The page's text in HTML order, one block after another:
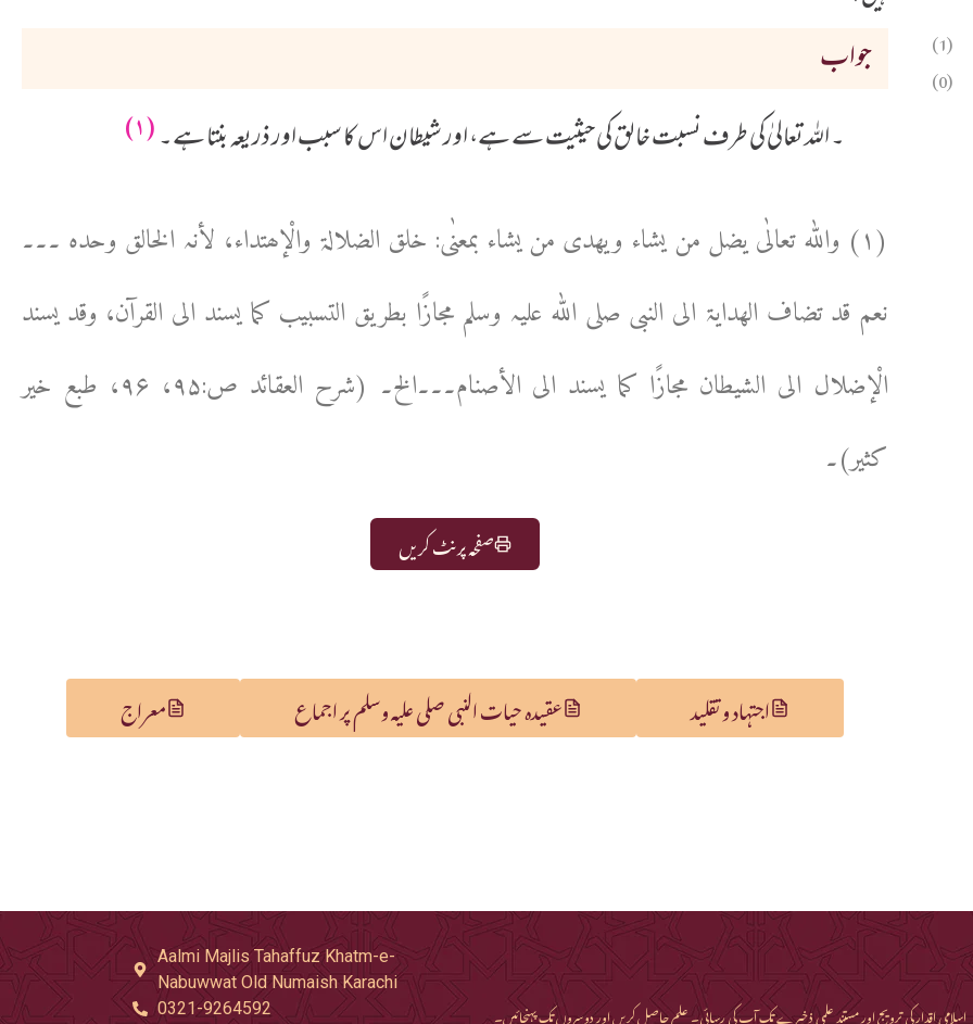
جواب
۔ اللہ تعالیٰ کی طرف نسبت خالق کی حیثیت سے ہے، اور شیطان اس کا سبب اور ذریعہ بنتا ہے۔(۱)
(۱) واللہ تعالٰی یضل من یشاء ویھدی من یشاء بمعنٰی: خلق الضلالۃ والْإھتداء، لأنہ الخالق وحدہ ۔۔۔
نعم قد تضاف الھدایۃ الی النبی صلی اللہ علیہ وسلم مجازًا بطریق التسبیب کما یسند الی القرآن، وقد یسند
الْإضلال الی الشیطان مجازًا کما یسند الی الأصنام۔۔۔الخ۔ (شرح العقائد ص:۹۵، ۹۶، طبع خیر
کثیر)۔
صفحہ پرنٹ کریں
اجتہاد و تقلید عقیدہ حیات النبی صلی علیہ وسلم پر اجماع معراج
(1)
(0)
Aalmi Majlis Tahaffuz Khatm-e-
Nabuwwat Old Numaish Karachi
0321-9264592
اسلامی اقدار کی ترویج اور مستند علمی ذخیرے تک آپ کی رسائی۔ علم حاصل کریں اور دوسروں تک پہنچائیں۔